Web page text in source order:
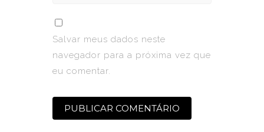
Salvar meus dados neste
navegador para a próxima vez que
eu comentar.